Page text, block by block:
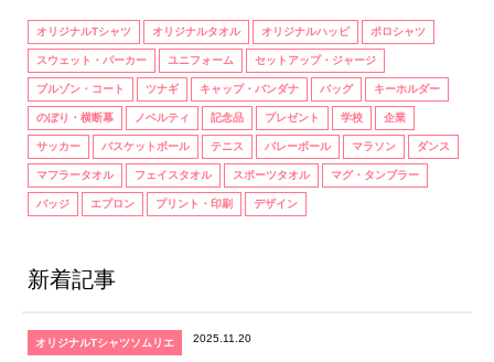
オリジナルTシャツ オリジナルタオル オリジナルハッピ ポロシャツ
スウェット・パーカー ユニフォーム セットアップ・ジャージ
ブルゾン・コート ツナギ キャップ・バンダナ バッグ キーホルダー
のぼり・横断幕 ノベルティ 記念品 プレゼント 学校 企業
サッカー バスケットボール テニス バレーボール マラソン ダンス
マフラータオル フェイスタオル スポーツタオル マグ・タンブラー
バッジ エプロン プリント・印刷 デザイン
新着記事
オリジナルTシャツソムリエ 2025.11.20